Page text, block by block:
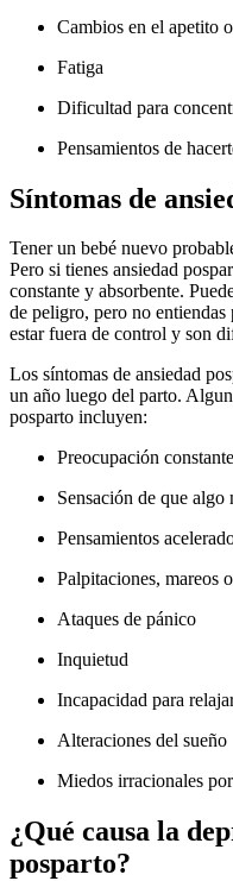
Cambios en el apetito
Fatiga
Dificultad para
Pensamientos de
Síntomas de
Tener un bebé nuevo
Pero si tienes ansiedad
constante y absorbente.
de peligro, pero no entiendas
estar fuera de control y son
Los síntomas de ansiedad
un año luego del parto.
posparto incluyen:
Preocupación constante
Sensación de que algo
Pensamientos
Palpitaciones, mareos
Ataques de pánico
Inquietud
Incapacidad para
Alteraciones del sueño
Miedos irracionales
¿Qué causa la
posparto?